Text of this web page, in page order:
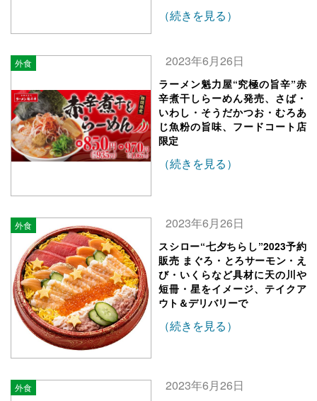
（続きを見る）
外食 2023年6月26日
ラーメン魁力屋“究極の旨辛”赤
辛煮干しらーめん発売、さば・
いわし・そうだかつお・むろあ
じ魚粉の旨味、フードコート店
限定
（続きを見る）
外食 2023年6月26日
スシロー“七夕ちらし”2023予約
販売 まぐろ・とろサーモン・え
び・いくらなど具材に天の川や
短冊・星をイメージ、テイクア
ウト＆デリバリーで
（続きを見る）
外食 2023年6月26日